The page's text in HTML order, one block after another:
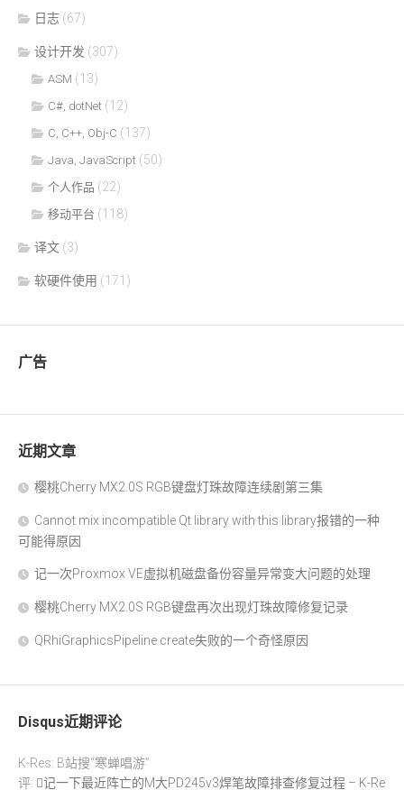
日志 (67)
设计开发 (307)
ASM (13)
C#, dotNet (12)
C, C++, Obj-C (137)
Java, JavaScript (50)
个人作品 (22)
移动平台 (118)
译文 (3)
软硬件使用 (171)
广告
近期文章
樱桃Cherry MX2.0S RGB键盘灯珠故障连续剧第三集
Cannot mix incompatible Qt library with this library报错的一种
可能得原因
记一次Proxmox VE虚拟机磁盘备份容量异常变大问题的处理
樱桃Cherry MX2.0S RGB键盘再次出现灯珠故障修复记录
QRhiGraphicsPipeline create失败的一个奇怪原因
Disqus近期评论
K-Res: B站搜“寒蝉唱游”
评:
记一下最近阵亡的M大PD245v3焊笔故障排查修复过程 – K-Re